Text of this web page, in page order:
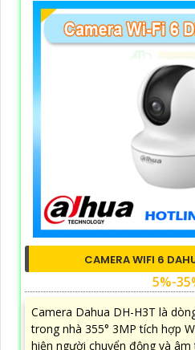
CAMERA WIFI 6
5%-
Camera Dahua DH-H3T là
trong nhà 355° 3MP tích hợp
hiện người chuyển động và